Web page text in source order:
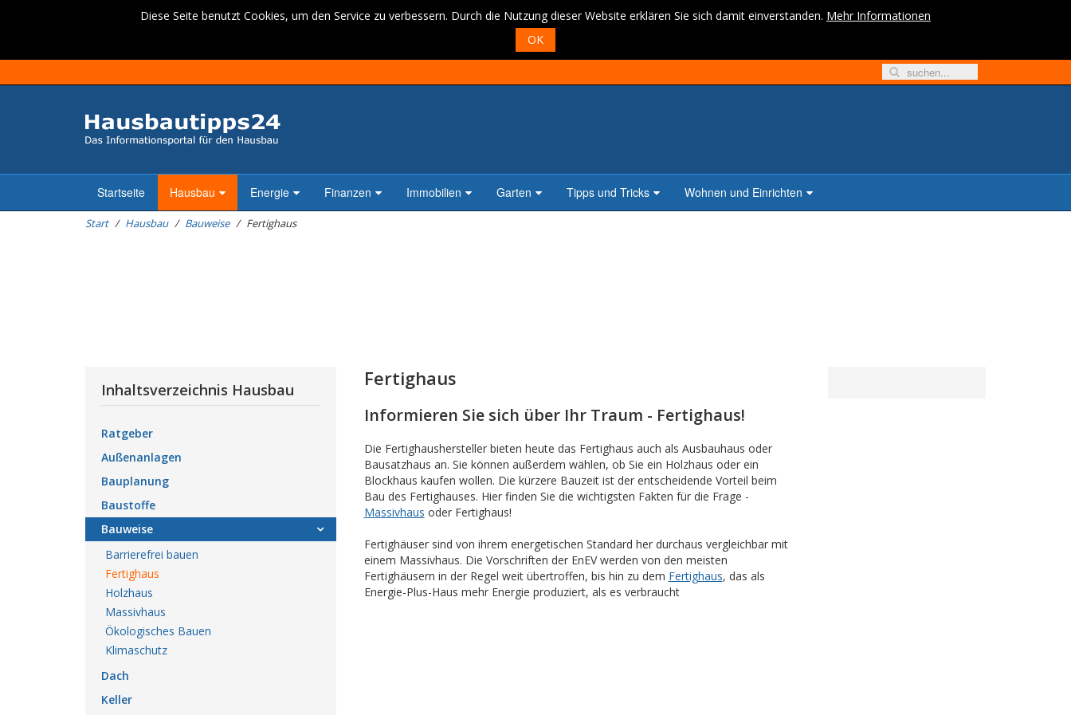
Diese Seite benutzt Cookies, um den Service zu verbessern. Durch die Nutzung dieser Website erklären Sie sich damit einverstanden. Mehr Informationen
OK
Startseite Hausbau Energie Finanzen Immobilien Garten Tipps und Tricks Wohnen und Einrichten
Start Hausbau Bauweise Fertighaus
Fertighaus
Informieren Sie sich über Ihr Traum - Fertighaus!
Die Fertighaushersteller bieten heute das Fertighaus auch als Ausbauhaus oder
Bausatzhaus an. Sie können außerdem wählen, ob Sie ein Holzhaus oder ein
Blockhaus kaufen wollen. Die kürzere Bauzeit ist der entscheidende Vorteil beim
Bau des Fertighauses. Hier finden Sie die wichtigsten Fakten für die Frage -
Massivhaus oder Fertighaus!
Fertighäuser sind von ihrem energetischen Standard her durchaus vergleichbar mit
einem Massivhaus. Die Vorschriften der EnEV werden von den meisten
Fertighäusern in der Regel weit übertroffen, bis hin zu dem Fertighaus, das als
Energie-Plus-Haus mehr Energie produziert, als es verbraucht
Inhaltsverzeichnis Hausbau
Ratgeber
Außenanlagen
Bauplanung
Baustoffe
Bauweise
Barrierefrei bauen
Fertighaus
Holzhaus
Massivhaus
Ökologisches Bauen
Klimaschutz
Dach
Keller